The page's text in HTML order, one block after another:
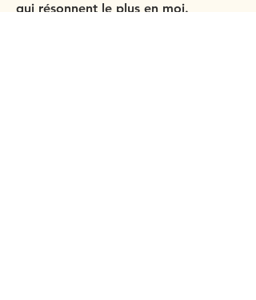
qui résonnent le plus en moi.